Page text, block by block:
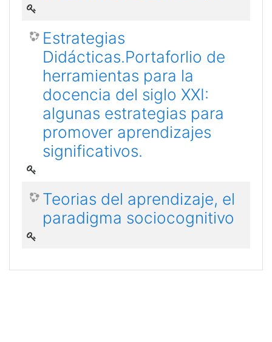
Estrategias
Didácticas.Portaforlio de
herramientas para la
docencia del siglo XXI:
algunas estrategias para
promover aprendizajes
significativos.
Teorias del aprendizaje, el
paradigma sociocognitivo